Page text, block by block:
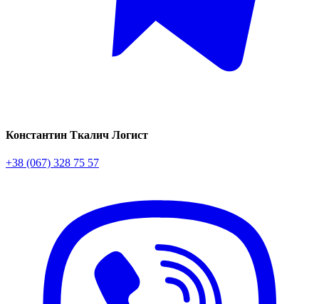
Константин Ткалич Логист
+38 (067) 328 75 57